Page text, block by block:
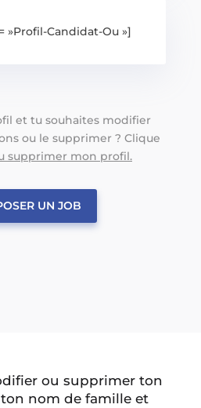
»Profil-Candidat-Ou »]
et tu souhaites modifier
ou le supprimer ? Clique
supprimer mon profil.
UN JOB
ou supprimer ton
nom de famille et